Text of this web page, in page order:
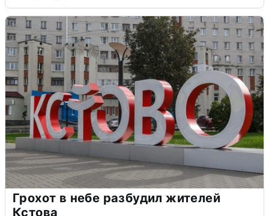
Грохот в небе разбудил жителей
Кстова